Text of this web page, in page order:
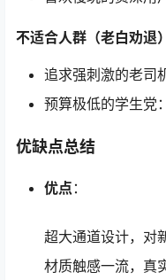
不适合人群（老白劝退）
追求强刺激的老司
预算极低的学生党
优缺点总结
优点 ：
超大通道设计，对
材质触感一流，真